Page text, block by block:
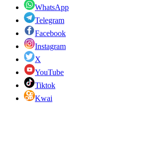
WhatsApp
Telegram
Facebook
Instagram
X
YouTube
Tiktok
Kwai